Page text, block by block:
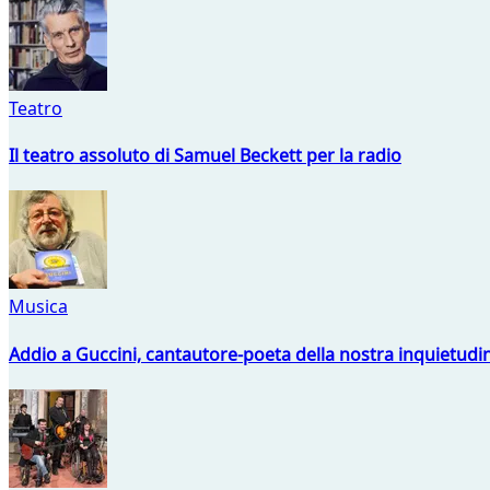
Teatro
Il teatro assoluto di Samuel Beckett per la radio
Musica
Addio a Guccini, cantautore-poeta della nostra